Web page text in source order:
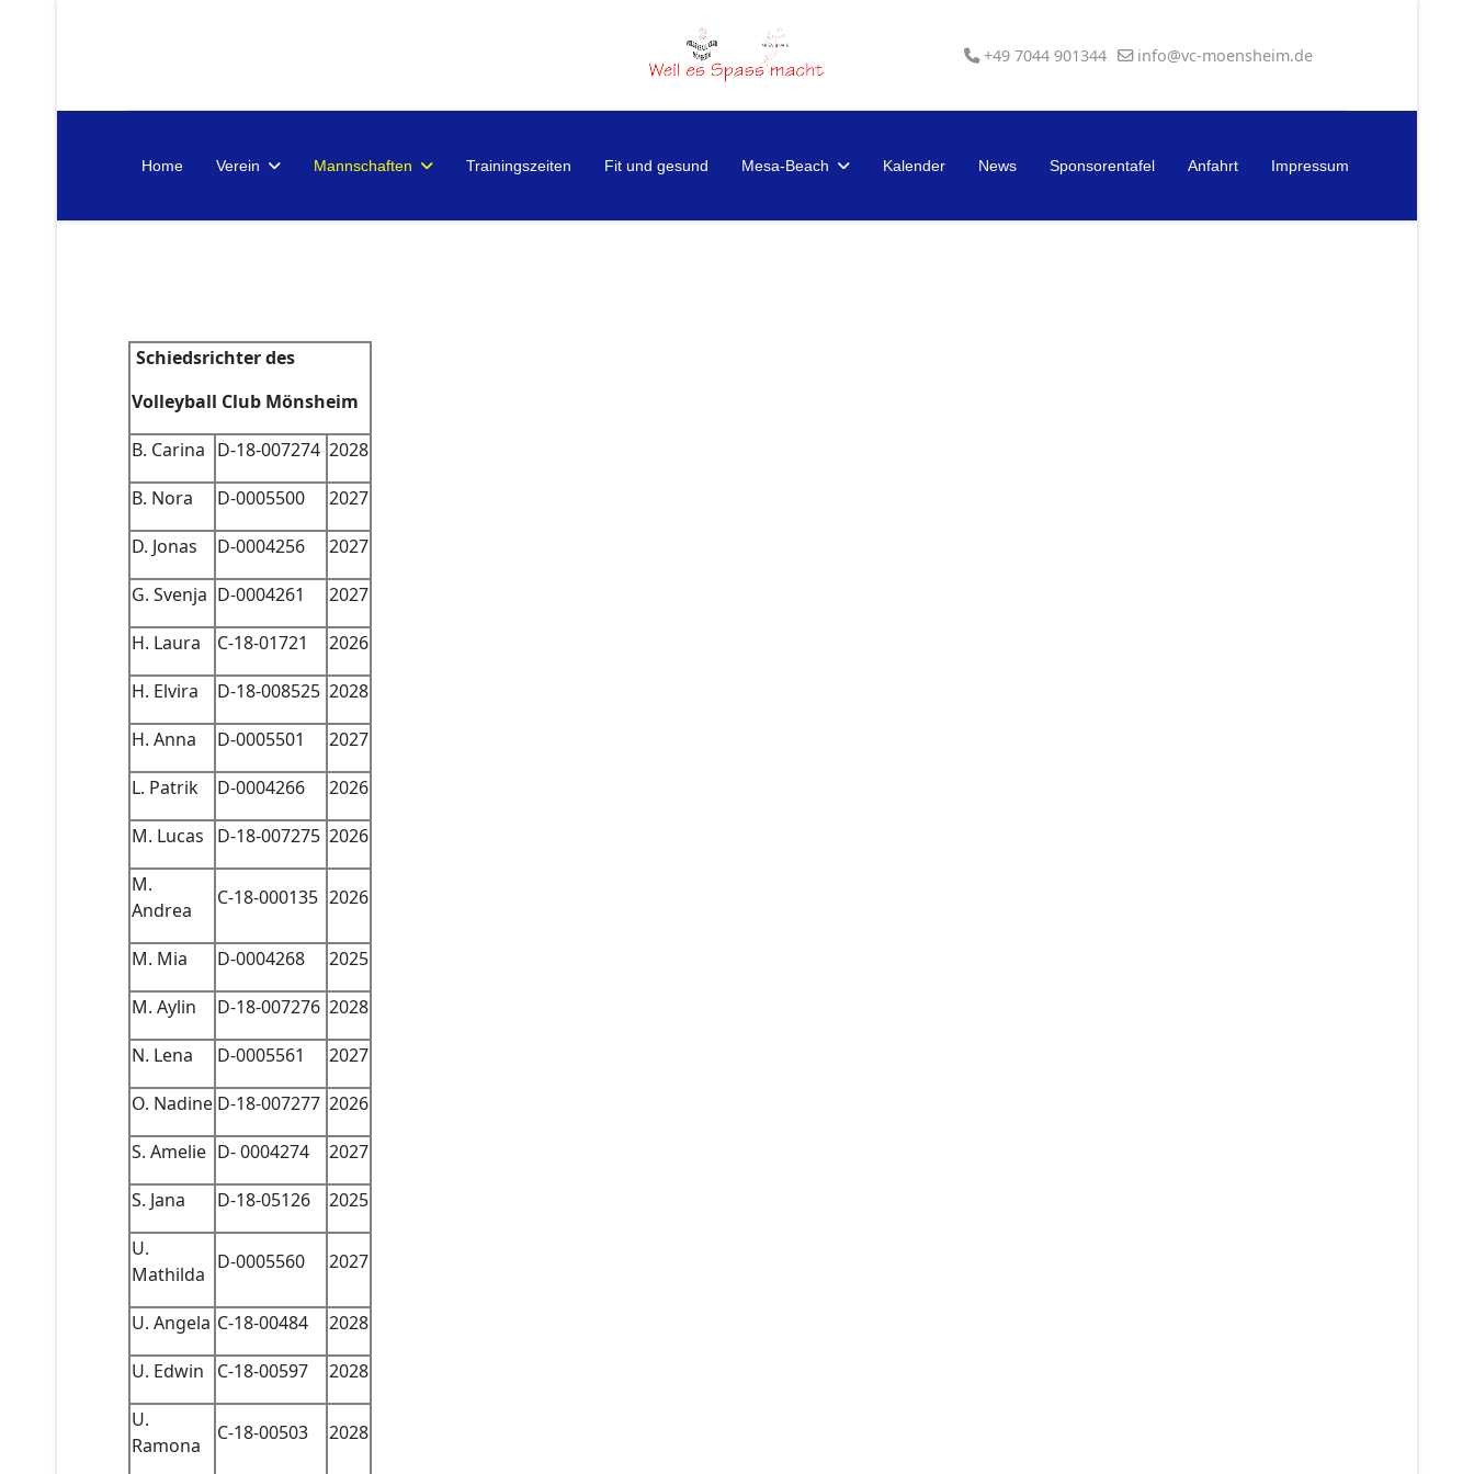
+49 7044 901344 info@vc-moensheim.de
Home Verein Mannschaften Trainingszeiten Fit und gesund Mesa-Beach Kalender News Sponsorentafel Anfahrt Impressum
Schiedsrichter des
Volleyball Club Mönsheim
B. Carina D-18-007274 2028
B. Nora
D-0005500
2027
D. Jonas
D-0004256
2027
G. Svenja D-0004261
2027
H. Laura
C-18-01721
2026
H. Elvira
D-18-008525 2028
H. Anna
D-0005501
2027
L. Patrik
D-0004266
2026
M. Lucas
D-18-007275 2026
M.
Andrea
C-18-000135 2026
M. Mia D-0004268
2025
M. Aylin
D-18-007276 2028
N. Lena
D-0005561
2027
O. Nadine D-18-007277 2026
S. Amelie D- 0004274
2027
S. Jana
D-18-05126
2025
U.
Mathilda
D-0005560 2027
U. Angela C-18-00484
2028
U. Edwin
C-18-00597
2028
U.
Ramona
C-18-00503 2028